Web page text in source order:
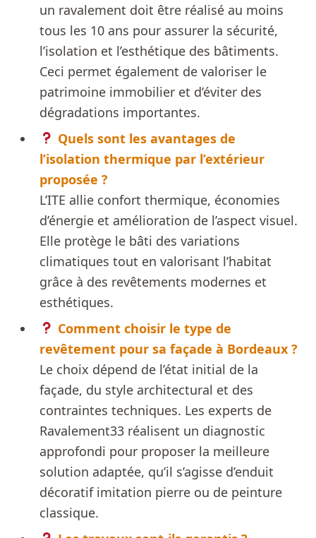
un ravalement doit être réalisé au moins
tous les 10 ans pour assurer la sécurité,
l’isolation et l’esthétique des bâtiments.
Ceci permet également de valoriser le
patrimoine immobilier et d’éviter des
dégradations importantes.
Quels sont les avantages de
l’isolation thermique par l’extérieur
proposée ?
L’ITE allie confort thermique, économies
d’énergie et amélioration de l’aspect visuel.
Elle protège le bâti des variations
climatiques tout en valorisant l’habitat
grâce à des revêtements modernes et
esthétiques.
Comment choisir le type de
revêtement pour sa façade à Bordeaux ?
Le choix dépend de l’état initial de la
façade, du style architectural et des
contraintes techniques. Les experts de
Ravalement33 réalisent un diagnostic
approfondi pour proposer la meilleure
solution adaptée, qu’il s’agisse d’enduit
décoratif imitation pierre ou de peinture
classique.